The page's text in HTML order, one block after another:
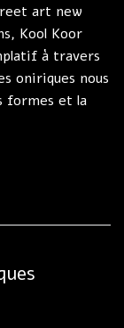
art new
Kool Koor
à travers
oniriques nous
formes et la